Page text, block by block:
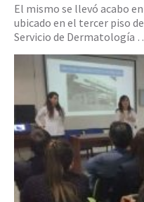
El mismo se llevó acabo
ubicado en el tercer piso
Servicio de Dermatología